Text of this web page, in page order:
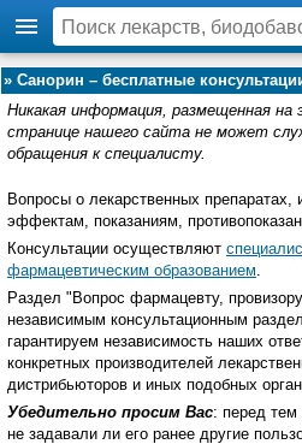
» Санорин – бесплатные
Никакая информация, размещенная на
странице нашего сайта не может
обращения к специалисту.
Вопросы о лекарственных
эффектам, показаниям,
Консультации осуществляют
фармацевтическим образованием.
Раздел "Вопрос фармацевту,
независимым консультационным
гарантируем независимость наших
конкретных производителей
дистрибьюторов и иных подобных
Убедительно просим Вас: перед тем
не задавали ли его ранее другие